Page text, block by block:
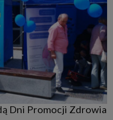
Dni Promocji Zdrowia